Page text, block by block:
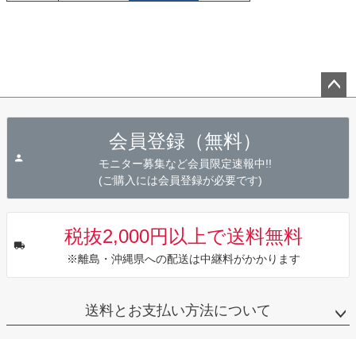
会員登録（無料）
モニター募集など会員限定速報中!!
(ご購入には会員登録が必要です)
税抜2,000円以上で送料無料
※離島・沖縄県への配送は中継料がかかります
送料とお支払い方法について